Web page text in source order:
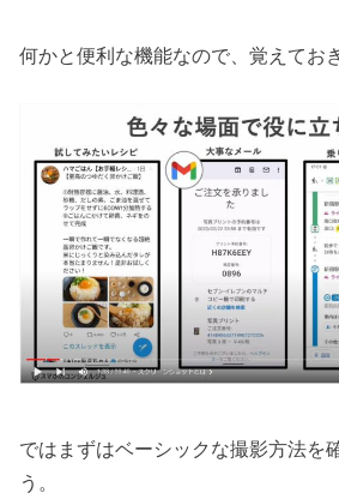
何かと便利な機能なので、覚えてお
ではまずはベーシックな撮影方法を
う。